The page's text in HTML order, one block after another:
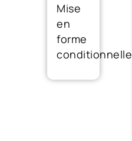
Mise
en
forme
conditionnelle